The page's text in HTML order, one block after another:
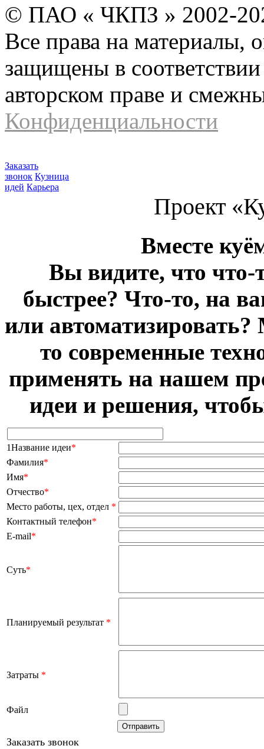
© ПАО « ЧКПЗ » 2002-
Все права на материалы,
защищены в соответствии
авторском праве и
Конфиденциальности
Заказать
звонок Кузница
идей Карьера
Проект
Вместе
Вы видите, что
быстрее? Что-то, на
или
то современные
применять на нашем
идеи и решения,
1Название идеи*
Фамилия*
Имя*
Отчество*
Место работы, цех, отдел *
Контактный телефон*
E-mail*
Суть*
Планируемый результат *
Затраты *
Файл
Заказать звонок